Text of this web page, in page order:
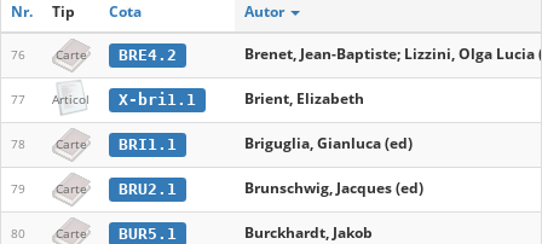
Nr. Tip Cota Autor
76 Carte BRE4.2 Brenet, Jean-Baptiste; Lizzini, Olga Lucia
77 Articol X-bri1.1 Brient, Elizabeth
78 Carte BRI1.1 Briguglia, Gianluca (ed)
79 Carte BRU2.1 Brunschwig, Jacques (ed)
80 Carte BUR5.1 Burckhardt, Jakob